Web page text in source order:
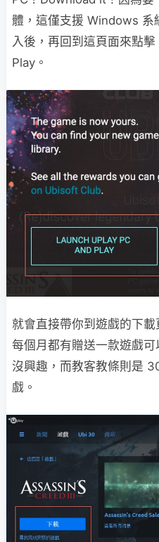
體，這僅支援 Windows 系
入後，再回到這頁面來點
Play。
就會直接帶你到遊戲的下
每個月都有贈送一款遊戲
沒興趣，而教客教條則是
戲。